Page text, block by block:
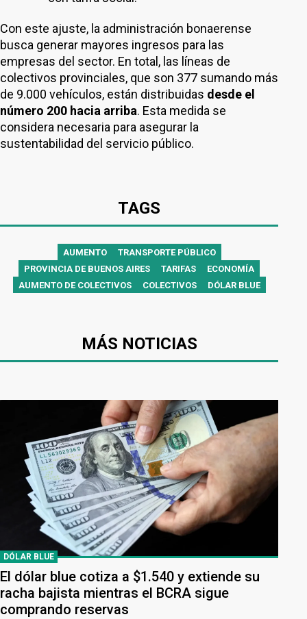
Con este ajuste, la administración bonaerense
busca generar mayores ingresos para las
empresas del sector. En total, las líneas de
colectivos provinciales, que son 377 sumando más
de 9.000 vehículos, están distribuidas desde el
número 200 hacia arriba. Esta medida se
considera necesaria para asegurar la
sustentabilidad del servicio público.
TAGS
AUMENTO
TRANSPORTE PÚBLICO
PROVINCIA DE BUENOS AIRES
TARIFAS
ECONOMÍA
AUMENTO DE COLECTIVOS
COLECTIVOS DÓLAR BLUE
MÁS NOTICIAS
DÓLAR BLUE
El dólar blue cotiza a $1.540 y extiende su
racha bajista mientras el BCRA sigue
comprando reservas